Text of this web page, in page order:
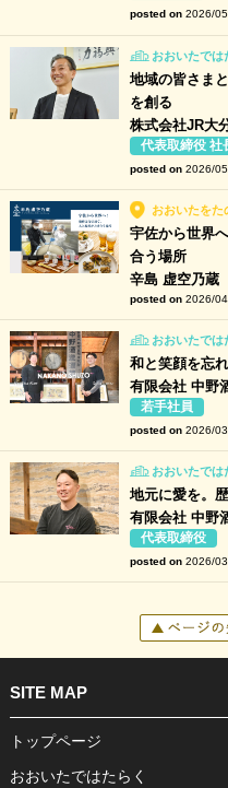
posted on 2026/
おおいたでは
地域の皆さま
を創る
株式会社JR大
代表取締役 社
posted on 2026/
おおいたをた
宇佐から世界
合う場所
辛島 虚空乃蔵
posted on 2026/
おおいたでは
和と笑顔を忘
有限会社 中野
若手社員
posted on 2026/
おおいたでは
地元に愛を。
有限会社 中野
代表取締役
posted on 2026/
SITE MAP
トップページ
おおいたではたらく